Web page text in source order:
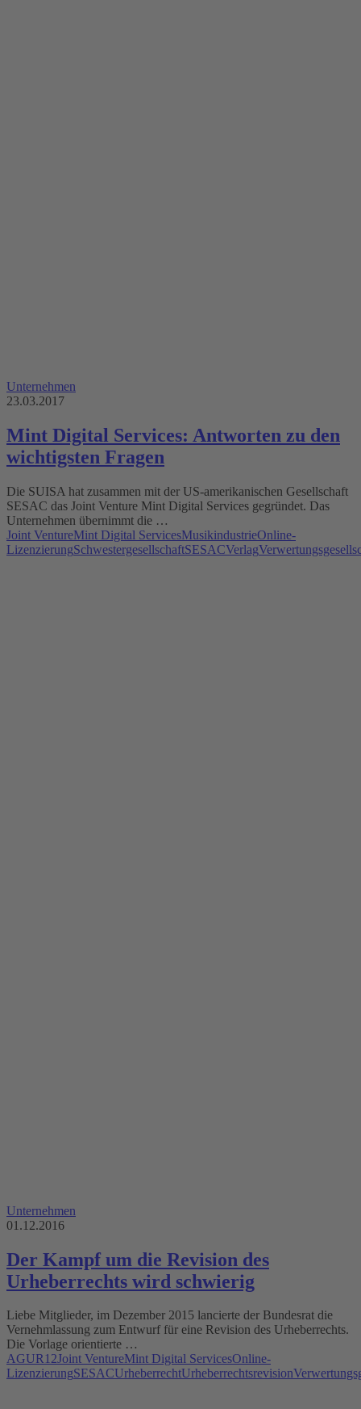
Unternehmen
23.03.2017
Mint Digital Services: Antworten zu den
wichtigsten Fragen
Die SUISA hat zusammen mit der US-amerikanischen Gesellschaft
SESAC das Joint Venture Mint Digital Services gegründet. Das
Unternehmen übernimmt die …
Joint VentureMint Digital ServicesMusikindustrieOnline-
LizenzierungSchwestergesellschaftSESACVerlag
Unternehmen
01.12.2016
Der Kampf um die Revision des
Urheberrechts wird schwierig
Liebe Mitglieder, im Dezember 2015 lancierte der Bundesrat die
Vernehmlassung zum Entwurf für eine Revision des Urheberrechts.
Die Vorlage orientierte …
AGUR12Joint VentureMint Digital ServicesOnline-
LizenzierungSESACUrheberrechtUrheberrechtsrevision